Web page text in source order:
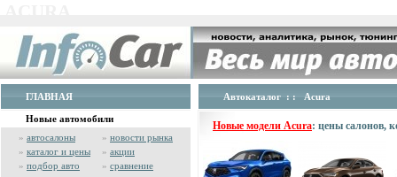
ГЛАВНАЯ
Новые автомобили
» автосалоны » новости рынка
» каталог и цены » акции
» подбор авто » сравнение
Автокаталог : : Acura
Новые модели Acura: цены салонов,